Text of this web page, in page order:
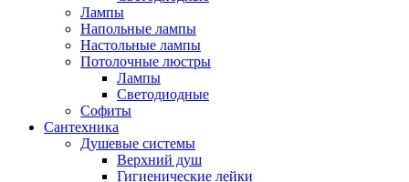
Лампы
Напольные лампы
Настольные лампы
Потолочные люстры
Лампы
Светодиодные
Софиты
Сантехника
Душевые системы
Верхний душ
Гигиенические лейки